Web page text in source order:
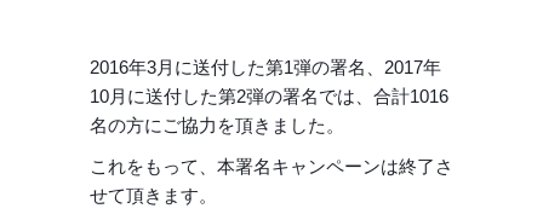
2016年3月に送付した第1弾の署名、2017年
10月に送付した第2弾の署名では、合計1016
名の方にご協力を頂きました。
これをもって、本署名キャンペーンは終了さ
せて頂きます。